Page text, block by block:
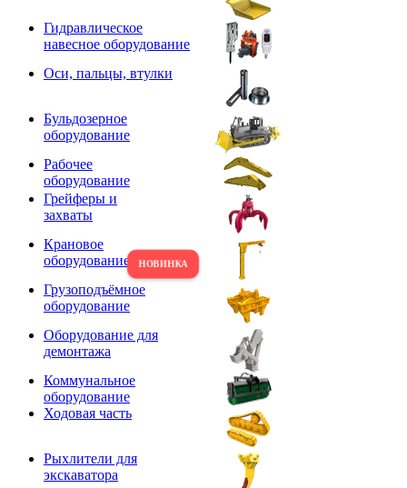
Гидравлическое
навесное оборудование
Оси, пальцы, втулки
Бульдозерное
оборудование
Рабочее
оборудование
Грейферы и
захваты
Крановое
оборудование
Грузоподъёмное
оборудование
Оборудование для
демонтажа
Коммунальное
оборудование
Ходовая часть
Рыхлители для
экскаватора